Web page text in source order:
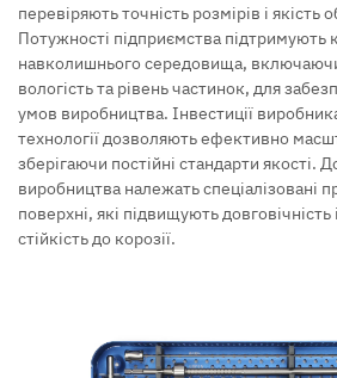
перевіряють точність розмірів і якість
Потужності підприємства підтримують
навколишнього середовища,
вологість та рівень частинок, для
умов виробництва. Інвестиції
технології дозволяють ефективно
зберігаючи постійні стандарти якості.
виробництва належать спеціалізовані
поверхні, які підвищують довговічність
стійкість до корозії.